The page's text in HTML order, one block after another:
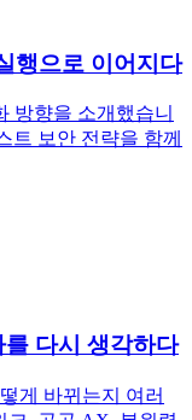
행으로 이어지다
방향을 소개했습니
트 보안 전략을 함께
다시 생각하다
게 바뀌는지 여러